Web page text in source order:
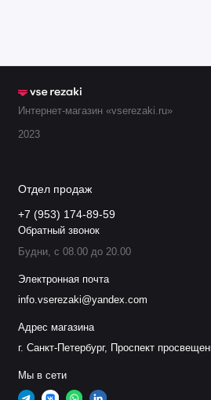
Интернет-магазин «vserezaki.ru»
2023
Отдел продаж
+7 (953) 174-89-59
Обратный звонок
Будни, с 08.00 до 20.00
Электронная почта
info.vserezaki@yandex.com
Адрес магазина
г. Санкт-Петербург, Проспект
Мы в сети